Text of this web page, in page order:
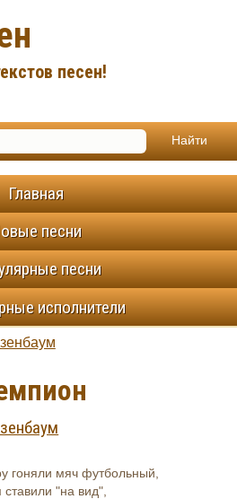
песен!
Главная
песни
песни
исполнители
гоняли мяч футбольный,
"на вид",